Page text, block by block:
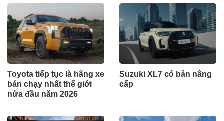
Toyota tiếp tục là hãng xe
bán chạy nhất thế giới
nửa đầu năm 2026
Suzuki XL7 có bản nâng
cấp